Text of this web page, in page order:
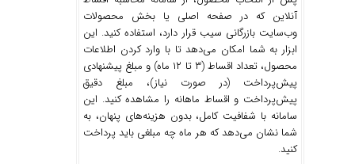
آنلاین که در صفحه اصلی یا بخش محصولات
وب‌سایت بازرگانی سیب قرار دارد، استفاده کنید. این
ابزار به شما امکان می‌دهد تا با وارد کردن اطلاعات
محصول، تعداد اقساط (۳ تا ۱۲ ماه) و مبلغ پیشنهادی
پیش‌پرداخت (در صورت نیاز)، مبلغ دقیق
پیش‌پرداخت و اقساط ماهانه را مشاهده کنید. این
سامانه با شفافیت کامل، بدون هزینه‌های پنهان، به
شما نشان می‌دهد که هر ماه چه مبلغی باید پرداخت
کنید.